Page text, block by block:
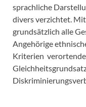
sprachliche
divers verzichtet.
grundsätzlich alle
Angehörige
Kriterien